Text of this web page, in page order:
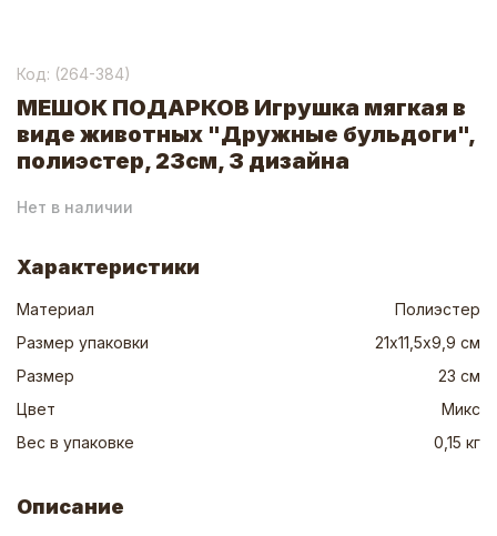
Код: (264-384)
МЕШОК ПОДАРКОВ Игрушка мягкая в
виде животных "Дружные бульдоги",
полиэстер, 23см, 3 дизайна
Нет в наличии
Характеристики
Материал
Полиэстер
Размер упаковки
21х11,5х9,9 см
Размер
23 см
Цвет
Микс
Вес в упаковке
0,15 кг
Описание